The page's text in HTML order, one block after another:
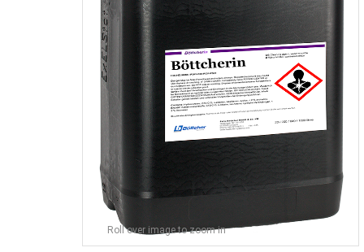
Roll over image to zoom in